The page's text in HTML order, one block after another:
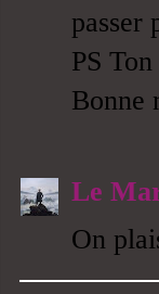
passer
PS
Bonne
Le
On